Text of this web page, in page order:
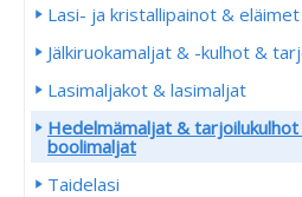
Lasi- ja kristallipainot &
Jälkiruokamaljat & -kulhot &
Lasimaljakot & lasimaljat
Hedelmämaljat &
boolimaljat
Taidelasi